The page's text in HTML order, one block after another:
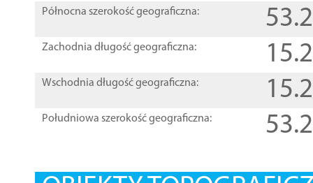
Północna szerokość geograficzna:
Zachodnia długość geograficzna:
Wschodnia długość geograficzna:
Południowa szerokość geograficzna: